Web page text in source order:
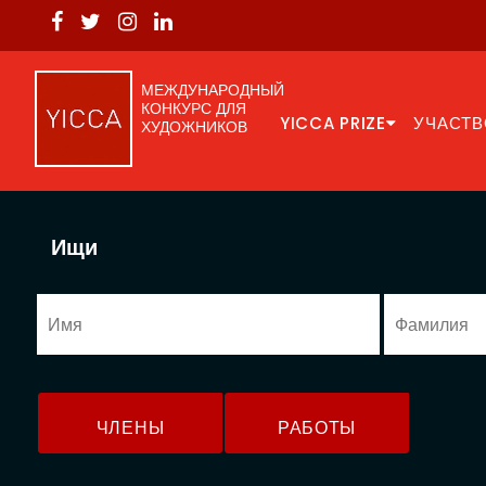
МЕЖДУНАРОДНЫЙ
КОНКУРС ДЛЯ
ХУДОЖНИКОВ
YICCA PRIZE
Ищи
ЧЛЕНЫ РАБОТЫ